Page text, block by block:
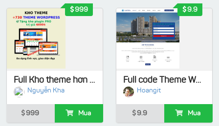
Full Kho theme hơn 730 mẫu - Code sach 100%, Tặng kho Plugin Pro
Nguyễn Kha
999 Mua
999
Full code Theme WordPress bất động sản 26 làm từ Flatsome Load nhanh
Hoangit
9.9 Mua
9.9